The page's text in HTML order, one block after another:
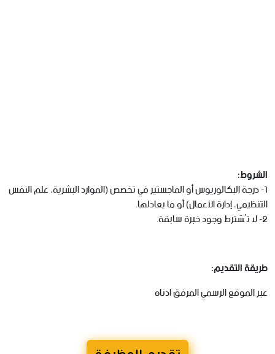
الشروط:
1- درجة البكالوريوس أو الماجستير في تخصص (الموارد البشرية، علم النفس
التنظيمي، إدارة الأعمال) أو ما يعادلها.
2- لا تُشترط وجود خبرة سابقة.
طريقة التقديم:
عبر الموقع الرسمي المرفق ادناه